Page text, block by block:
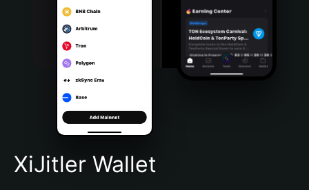
Português (Portugal)
Bahasa Indonesia
Português (Brasil)
Español (Argentina)
XiJitler Wallet